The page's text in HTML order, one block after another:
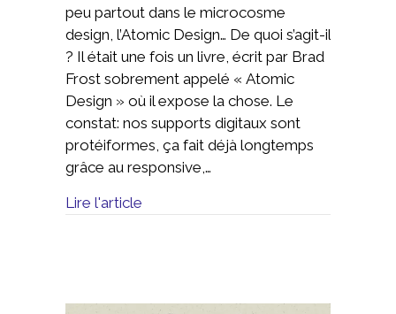
peu partout dans le microcosme
design, l’Atomic Design… De quoi s’agit-il
? Il était une fois un livre, écrit par Brad
Frost sobrement appelé « Atomic
Design » où il expose la chose. Le
constat: nos supports digitaux sont
protéiformes, ça fait déjà longtemps
grâce au responsive,…
Lire l'article